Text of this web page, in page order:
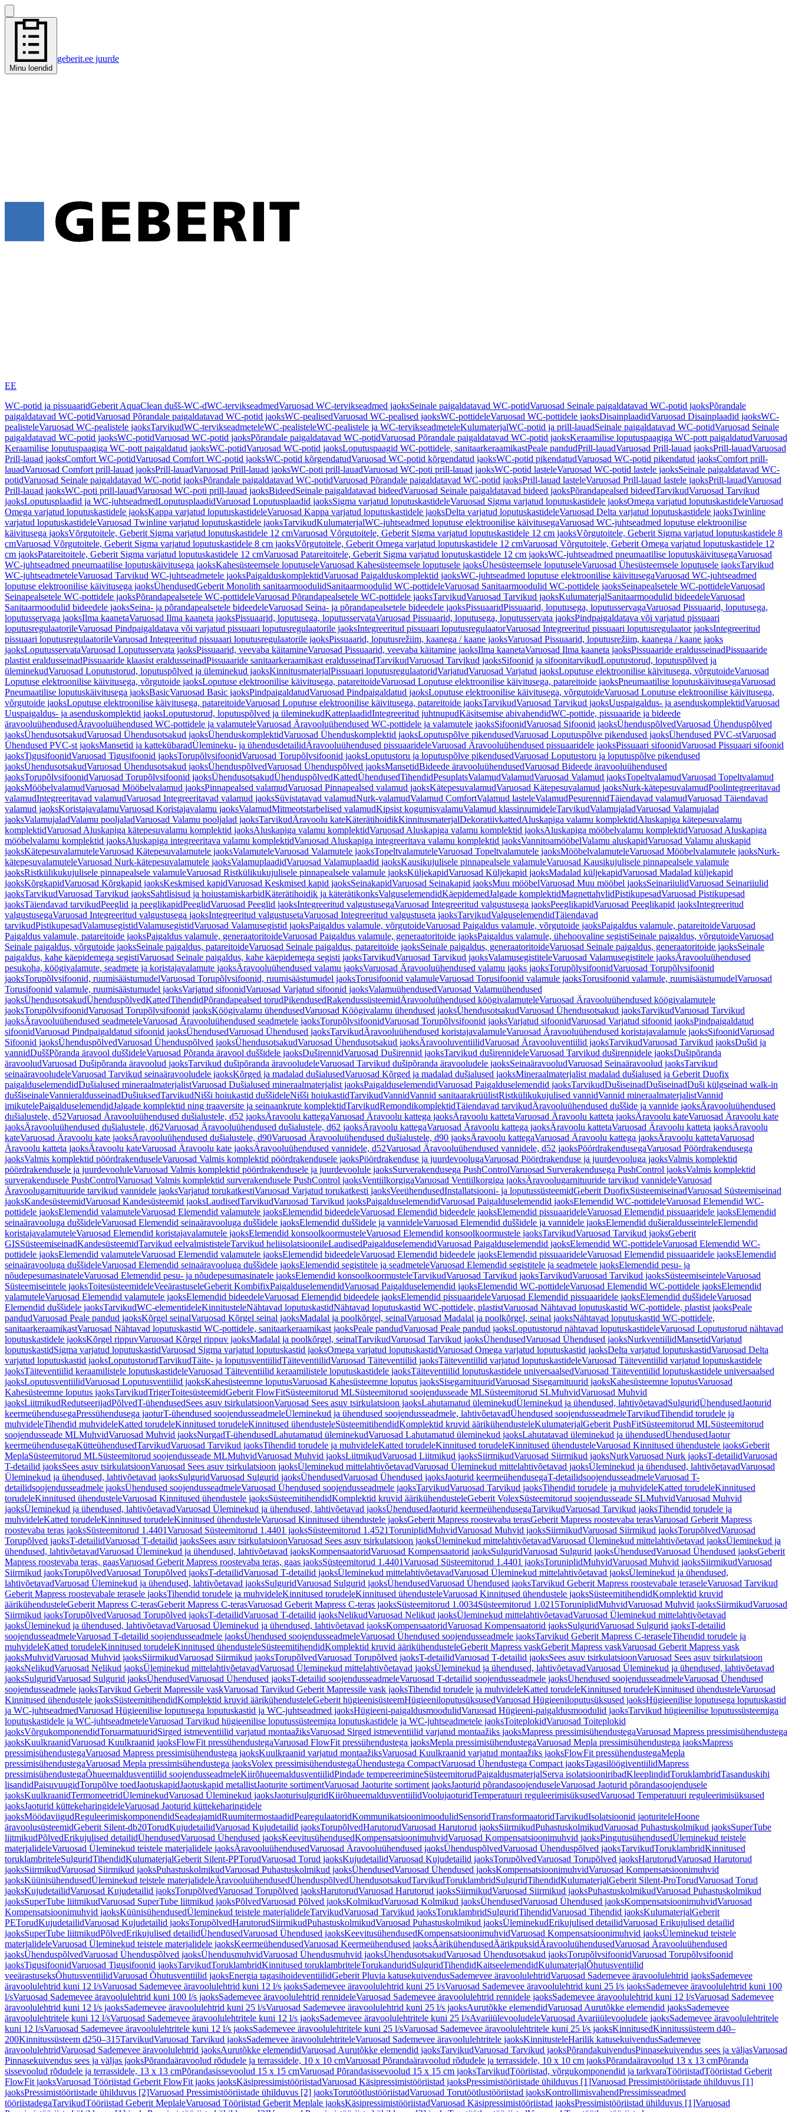
Minu loendid
geberit.ee juurde
EE
WC-potid ja pissuaaridGeberit AquaClean dušš-WC-dWC-tervikseadmedVaruosad WC-tervikseadmed jaoksSeinale paigaldatavad WC-potidVaruosad Seinale paigaldatavad WC-potid jaoksPõrandale
paigaldatavad WC-potidVaruosad Põrandale paigaldatavad WC-potid jaoksWC-pealisedVaruosad WC-pealised jaoksWC-pottideleVaruosad WC-pottidele jaoksDisainplaadidVaruosad Disainplaadid jaoksWC-
pealisteleVaruosad WC-pealistele jaoksTarvikudWC-tervikseadmeteleWC-pealisteleWC-pealistele ja WC-tervikseadmeteleKulumaterjalWC-potid ja prill-lauadSeinale paigaldatavad WC-potidVaruosad Seinale
paigaldatavad WC-potid jaoksWC-potidVaruosad WC-potid jaoksPõrandale paigaldatavad WC-potidVaruosad Põrandale paigaldatavad WC-potid jaoksKeraamilise loputuspaagiga WC-pott paigaldatudVaruosad
Keraamilise loputuspaagiga WC-pott paigaldatud jaoksWC-potidVaruosad WC-potid jaoksLoputuspaagid WC-pottidele, sanitaarkeraamikastPeale pandudPrill-lauadVaruosad Prill-lauad jaoksPrill-lauadVaruosad
Prill-lauad jaoksComfort WC-potidVaruosad Comfort WC-potid jaoksWC-potid kõrgendatudVaruosad WC-potid kõrgendatud jaoksWC-potid pikendatudVaruosad WC-potid pikendatud jaoksComfort prill-
lauadVaruosad Comfort prill-lauad jaoksPrill-lauadVaruosad Prill-lauad jaoksWC-poti prill-lauadVaruosad WC-poti prill-lauad jaoksWC-potid lasteleVaruosad WC-potid lastele jaoksSeinale paigaldatavad WC-
potidVaruosad Seinale paigaldatavad WC-potid jaoksPõrandale paigaldatavad WC-potidVaruosad Põrandale paigaldatavad WC-potid jaoksPrill-lauad lasteleVaruosad Prill-lauad lastele jaoksPrill-lauadVaruosad
Prill-lauad jaoksWC-poti prill-lauadVaruosad WC-poti prill-lauad jaoksBideedSeinale paigaldatavad bideedVaruosad Seinale paigaldatavad bideed jaoksPõrandapealsed bideedTarvikudVaruosad Tarvikud
jaoksLoputusplaadid ja WC-juhtseadmedLoputusplaadidVaruosad Loputusplaadid jaoksSigma varjatud loputuskastideleVaruosad Sigma varjatud loputuskastidele jaoksOmega varjatud loputuskastideleVaruosad
Omega varjatud loputuskastidele jaoksKappa varjatud loputuskastideleVaruosad Kappa varjatud loputuskastidele jaoksDelta varjatud loputuskastideleVaruosad Delta varjatud loputuskastidele jaoksTwinline
varjatud loputuskastideleVaruosad Twinline varjatud loputuskastidele jaoksTarvikudKulumaterjalWC-juhtseadmed loputuse elektroonilise käivitusegaVaruosad WC-juhtseadmed loputuse elektroonilise
käivitusega jaoksVõrgutoitele, Geberit Sigma varjatud loputuskastidele 12 cmVaruosad Võrgutoitele, Geberit Sigma varjatud loputuskastidele 12 cm jaoksVõrgutoitele, Geberit Sigma varjatud loputuskastidele 8
cmVaruosad Võrgutoitele, Geberit Sigma varjatud loputuskastidele 8 cm jaoksVõrgutoitele, Geberit Omega varjatud loputuskastidele 12 cmVaruosad Võrgutoitele, Geberit Omega varjatud loputuskastidele 12
cm jaoksPatareitoitele, Geberit Sigma varjatud loputuskastidele 12 cmVaruosad Patareitoitele, Geberit Sigma varjatud loputuskastidele 12 cm jaoksWC-juhtseadmed pneumaatilise loputuskäivitusegaVaruosad
WC-juhtseadmed pneumaatilise loputuskäivitusega jaoksKahesüsteemsele loputuseleVaruosad Kahesüsteemsele loputusele jaoksÜhesüsteemsele loputuseleVaruosad Ühesüsteemsele loputusele jaoksTarvikud
WC-juhtseadmeteleVaruosad Tarvikud WC-juhtseadmetele jaoksPaigalduskomplektidVaruosad Paigalduskomplektid jaoksWC-juhtseadmed loputuse elektroonilise käivitusegaVaruosad WC-juhtseadmed
loputuse elektroonilise käivitusega jaoksÜhendusedGeberit Monolith sanitaarmoodulidSanitaarmoodulid WC-pottideleVaruosad Sanitaarmoodulid WC-pottidele jaoksSeinapealsetele WC-pottideleVaruosad
Seinapealsetele WC-pottidele jaoksPõrandapealsetele WC-pottideleVaruosad Põrandapealsetele WC-pottidele jaoksTarvikudVaruosad Tarvikud jaoksKulumaterjalSanitaarmoodulid bideedeleVaruosad
Sanitaarmoodulid bideedele jaoksSeina- ja põrandapealsetele bideedeleVaruosad Seina- ja põrandapealsetele bideedele jaoksPissuaaridPissuaarid, loputusega, loputusservagaVaruosad Pissuaarid, loputusega,
loputusservaga jaoksIlma kaanetaVaruosad Ilma kaaneta jaoksPissuaarid, loputusega, loputusservataVaruosad Pissuaarid, loputusega, loputusservata jaoksPindpaigaldatava või varjatud pissuaari
loputusregulaatorileVaruosad Pindpaigaldatava või varjatud pissuaari loputusregulaatorile jaoksIntegreeritud pissuaari loputusregulaatorVaruosad Integreeritud pissuaari loputusregulaator jaoksIntegreeritud
pissuaari loputusregulaatorileVaruosad Integreeritud pissuaari loputusregulaatorile jaoksPissuaarid, loputusrežiim, kaanega / kaane jaoksVaruosad Pissuaarid, loputusrežiim, kaanega / kaane jaoks
jaoksLoputusservataVaruosad Loputusservata jaoksPissuaarid, veevaba käitamineVaruosad Pissuaarid, veevaba käitamine jaoksIlma kaanetaVaruosad Ilma kaaneta jaoksPissuaaride eraldusseinadPissuaaride
plastist eraldusseinadPissuaaride klaasist eraldusseinadPissuaaride sanitaarkeraamikast eraldusseinadTarvikudVaruosad Tarvikud jaoksSifoonid ja sifoonitarvikudLoputustorud, loputuspõlved ja
üleminekudVaruosad Loputustorud, loputuspõlved ja üleminekud jaoksKinnitusmaterjalPissuaari loputusregulaatoridVarjatudVaruosad Varjatud jaoksLoputuse elektroonilise käivitusega, võrgutoideVaruosad
Loputuse elektroonilise käivitusega, võrgutoide jaoksLoputuse elektroonilise käivitusega, patareitoideVaruosad Loputuse elektroonilise käivitusega, patareitoide jaoksPneumaatilise loputuskäivitusegaVaruosad
Pneumaatilise loputuskäivitusega jaoksBasicVaruosad Basic jaoksPindpaigaldatudVaruosad Pindpaigaldatud jaoksLoputuse elektroonilise käivitusega, võrgutoideVaruosad Loputuse elektroonilise käivitusega,
võrgutoide jaoksLoputuse elektroonilise käivitusega, patareitoideVaruosad Loputuse elektroonilise käivitusega, patareitoide jaoksTarvikudVaruosad Tarvikud jaoksUuspaigaldus- ja asenduskomplektidVaruosad
Uuspaigaldus- ja asenduskomplektid jaoksLoputustorud, loputuspõlved ja üleminekudKatteplaadidIntegreeritud juhtnupudKäsitsemise abivahendidWC-pottide, pissuaaride ja bideede
äravooluühendusedÄravooluühendused WC-pottidele ja valamuteleVaruosad Äravooluühendused WC-pottidele ja valamutele jaoksSifoonidVaruosad Sifoonid jaoksÜhenduspõlvedVaruosad Ühenduspõlved
jaoksÜhendusotsakudVaruosad Ühendusotsakud jaoksÜhenduskomplektidVaruosad Ühenduskomplektid jaoksLoputuspõlve pikendusedVaruosad Loputuspõlve pikendused jaoksÜhendused PVC-stVaruosad
Ühendused PVC-st jaoksMansetid ja kattekübaradÜlemineku- ja ühendusdetailidÄravooluühendused pissuaarideleVaruosad Äravooluühendused pissuaaridele jaoksPissuaari sifoonidVaruosad Pissuaari sifoonid
jaoksTigusifoonidVaruosad Tigusifoonid jaoksTorupõlvsifoonidVaruosad Torupõlvsifoonid jaoksLoputustoru ja loputuspõlve pikendusedVaruosad Loputustoru ja loputuspõlve pikendused
jaoksÜhendusotsakudVaruosad Ühendusotsakud jaoksÜhenduspõlvedVaruosad Ühenduspõlved jaoksMansetidBideede äravooluühendusedVaruosad Bideede äravooluühendused
jaoksTorupõlvsifoonidVaruosad Torupõlvsifoonid jaoksÜhendusotsakudÜhenduspõlvedKattedÜhendusedTihendidPesuplatsValamudValamudVaruosad Valamud jaoksTopeltvalamudVaruosad Topeltvalamud
jaoksMööbelvalamudVaruosad Mööbelvalamud jaoksPinnapealsed valamudVaruosad Pinnapealsed valamud jaoksKätepesuvalamudVaruosad Kätepesuvalamud jaoksNurk-kätepesuvalamudPoolintegreeritavad
valamudIntegreeritavad valamudVaruosad Integreeritavad valamud jaoksSüvistatavad valamudNurk-valamudValamud ComfortValamud lasteleValamudPesurennidTäiendavad valamudVaruosad Täiendavad
valamud jaoksKoristajavalamuVaruosad Koristajavalamu jaoksValamudMitmeotstarbelised valamudKipsist kogumisvalamuValamud klassiruumideleTarvikudValamujaladVaruosad Valamujalad
jaoksValamujaladValamu pooljaladVaruosad Valamu pooljalad jaoksTarvikudÄravoolu kateKäterätihoidikKinnitusmaterjalDekoratiivkattedAluskapiga valamu komplektidAluskapiga kätepesuvalamu
komplektidVaruosad Aluskapiga kätepesuvalamu komplektid jaoksAluskapiga valamu komplektidVaruosad Aluskapiga valamu komplektid jaoksAluskapiga mööbelvalamu komplektidVaruosad Aluskapiga
mööbelvalamu komplektid jaoksAluskapiga integreeritava valamu komplektidVaruosad Aluskapiga integreeritava valamu komplektid jaoksVannitoamööbelValamu aluskapidVaruosad Valamu aluskapid
jaoksKätepesuvalamuteleVaruosad Kätepesuvalamutele jaoksValamuteleVaruosad Valamutele jaoksTopeltvalamuteleVaruosad Topeltvalamutele jaoksMööbelvalamuteleVaruosad Mööbelvalamutele jaoksNurk-
kätepesuvalamuteleVaruosad Nurk-kätepesuvalamutele jaoksValamuplaadidVaruosad Valamuplaadid jaoksKausikujulisele pinnapealsele valamuleVaruosad Kausikujulisele pinnapealsele valamule
jaoksRistkülikukujulisele pinnapealsele valamuleVaruosad Ristkülikukujulisele pinnapealsele valamule jaoksKüljekapidVaruosad Küljekapid jaoksMadalad küljekapidVaruosad Madalad küljekapid
jaoksKõrgkapidVaruosad Kõrgkapid jaoksKeskmised kapidVaruosad Keskmised kapid jaoksSeinakapidVaruosad Seinakapid jaoksMuu mööbelVaruosad Muu mööbel jaoksSeinariiulidVaruosad Seinariiulid
jaoksTarvikudVaruosad Tarvikud jaoksSahtlisisud ja hoiustamiskarbidKäterätihoidik ja käterätikonksValguselemendidKäepidemedJalgade komplektidMagnettahvlidPistikupesadVaruosad Pistikupesad
jaoksTäiendavad tarvikudPeeglid ja peeglikapidPeeglidVaruosad Peeglid jaoksIntegreeritud valgustusegaVaruosad Integreeritud valgustusega jaoksPeeglikapidVaruosad Peeglikapid jaoksIntegreeritud
valgustusegaVaruosad Integreeritud valgustusega jaoksIntegreeritud valgustusetaVaruosad Integreeritud valgustuseta jaoksTarvikudValguselemendidTäiendavad
tarvikudPistikupesadValamusegistidValamusegistidVaruosad Valamusegistid jaoksPaigaldus valamule, võrgutoideVaruosad Paigaldus valamule, võrgutoide jaoksPaigaldus valamule, patareitoideVaruosad
Paigaldus valamule, patareitoide jaoksPaigaldus valamule, generaatoritoideVaruosad Paigaldus valamule, generaatoritoide jaoksPaigaldus valamule, ühehoovaline segistiSeinale paigaldus, võrgutoideVaruosad
Seinale paigaldus, võrgutoide jaoksSeinale paigaldus, patareitoideVaruosad Seinale paigaldus, patareitoide jaoksSeinale paigaldus, generaatoritoideVaruosad Seinale paigaldus, generaatoritoide jaoksSeinale
paigaldus, kahe käepidemega segistiVaruosad Seinale paigaldus, kahe käepidemega segisti jaoksTarvikudVaruosad Tarvikud jaoksValamusegistiteleVaruosad Valamusegistitele jaoksÄravooluühendused
pesukoha, köögivalamute, seadmete ja koristajavalamute jaoksÄravooluühendused valamu jaoksVaruosad Äravooluühendused valamu jaoks jaoksTorupõlvsifoonidVaruosad Torupõlvsifoonid
jaoksTorupõlvsifoonid, ruumisäästumudelVaruosad Torupõlvsifoonid, ruumisäästumudel jaoksTorusifoonid valamuleVaruosad Torusifoonid valamule jaoksTorusifoonid valamule, ruumisäästumudelVaruosad
Torusifoonid valamule, ruumisäästumudel jaoksVarjatud sifoonidVaruosad Varjatud sifoonid jaoksValamuühendusedVaruosad Valamuühendused
jaoksÜhendusotsakudÜhenduspõlvedKattedTihendidPõrandapealsed torudPikendusedRakendussüsteemidÄravooluühendused köögivalamuteleVaruosad Äravooluühendused köögivalamutele
jaoksTorupõlvsifoonidVaruosad Torupõlvsifoonid jaoksKöögivalamu ühendusedVaruosad Köögivalamu ühendused jaoksÜhendusotsakudVaruosad Ühendusotsakud jaoksTarvikudVaruosad Tarvikud
jaoksÄravooluühendused seadmeteleVaruosad Äravooluühendused seadmetele jaoksTorupõlvsifoonidVaruosad Torupõlvsifoonid jaoksVarjatud sifoonidVaruosad Varjatud sifoonid jaoksPindpaigaldatud
sifoonidVaruosad Pindpaigaldatud sifoonid jaoksÜhendusedVaruosad Ühendused jaoksTarvikudÄravooluühendused koristajavalamuleVaruosad Äravooluühendused koristajavalamule jaoksSifoonidVaruosad
Sifoonid jaoksÜhenduspõlvedVaruosad Ühenduspõlved jaoksÜhendusotsakudVaruosad Ühendusotsakud jaoksÄravooluventiilidVaruosad Äravooluventiilid jaoksTarvikudVaruosad Tarvikud jaoksDušid ja
vannidDuššPõranda äravool duššideleVaruosad Põranda äravool duššidele jaoksDuširennidVaruosad Duširennid jaoksTarvikud duširennideleVaruosad Tarvikud duširennidele jaoksDušipõranda
äravooludVaruosad Dušipõranda äravoolud jaoksTarvikud dušipõranda äravooludeleVaruosad Tarvikud dušipõranda äravooludele jaoksSeinaäravooludVaruosad Seinaäravoolud jaoksTarvikud
seinaäravooludeleVaruosad Tarvikud seinaäravooludele jaoksKõrged ja madalad dušialusedVaruosad Kõrged ja madalad dušialused jaoksMineraalmaterjalist madalad dušialused ja Geberit Duofix
paigalduselemendidDušialused mineraalmaterjalistVaruosad Dušialused mineraalmaterjalist jaoksPaigalduselemendidVaruosad Paigalduselemendid jaoksTarvikudDušiseinadDušiseinadDuši külgseinad walk-in
duššiseinaleVannieraldusseinadDušiuksedTarvikudNišši hoiukastid duššideleNišši hoiukastidTarvikudVannidVannid sanitaarakrüülistRistkülikukujulised vannidVannid mineraalmaterjalistVannid
imikutelePaigalduselemendidJalgade komplektid ning traaversite ja seinaankrute komplektidTarvikudRemondikomplektidTäiendavad tarvikudÄravooluühendused duššide ja vannide jaoksÄravooluühendused
dušialustele, d52Varuosad Äravooluühendused dušialustele, d52 jaoksÄravoolu kattegaVaruosad Äravoolu kattega jaoksÄravoolu kattetaVaruosad Äravoolu katteta jaoksÄravoolu kateVaruosad Äravoolu kate
jaoksÄravooluühendused dušialustele, d62Varuosad Äravooluühendused dušialustele, d62 jaoksÄravoolu kattegaVaruosad Äravoolu kattega jaoksÄravoolu kattetaVaruosad Äravoolu katteta jaoksÄravoolu
kateVaruosad Äravoolu kate jaoksÄravooluühendused dušialustele, d90Varuosad Äravooluühendused dušialustele, d90 jaoksÄravoolu kattegaVaruosad Äravoolu kattega jaoksÄravoolu kattetaVaruosad
Äravoolu katteta jaoksÄravoolu kateVaruosad Äravoolu kate jaoksÄravooluühendused vannidele, d52Varuosad Äravooluühendused vannidele, d52 jaoksPöördrakendusegaVaruosad Pöördrakendusega
jaoksValmis komplektid pöördrakenduseleVaruosad Valmis komplektid pöördrakendusele jaoksPöördrakenduse ja juurdevoolugaVaruosad Pöördrakenduse ja juurdevooluga jaoksValmis komplektid
pöördrakendusele ja juurdevooluleVaruosad Valmis komplektid pöördrakendusele ja juurdevoolule jaoksSurverakendusega PushControlVaruosad Surverakendusega PushControl jaoksValmis komplektid
surverakendusele PushControlVaruosad Valmis komplektid surverakendusele PushControl jaoksVentiilkorgigaVaruosad Ventiilkorgiga jaoksÄravoolugarnituuride tarvikud vannideleVaruosad
Äravoolugarnituuride tarvikud vannidele jaoksVarjatud torukatkestiVaruosad Varjatud torukatkesti jaoksVeeühendusedInstallatsiooni- ja loputussüsteemidGeberit DuofixSüsteemiseinadVaruosad Süsteemiseinad
jaoksKandesüsteemidVaruosad Kandesüsteemid jaoksLaudisedTarvikudVaruosad Tarvikud jaoksPaigalduselemendidVaruosad Paigalduselemendid jaoksElemendid WC-pottideleVaruosad Elemendid WC-
pottidele jaoksElemendid valamuteleVaruosad Elemendid valamutele jaoksElemendid bideedeleVaruosad Elemendid bideedele jaoksElemendid pissuaarideleVaruosad Elemendid pissuaaridele jaoksElemendid
seinaäravooluga duššideleVaruosad Elemendid seinaäravooluga duššidele jaoksElemendid duššidele ja vannideleVaruosad Elemendid duššidele ja vannidele jaoksElemendid dušieraldusseinteleElemendid
koristajavalamuteleVaruosad Elemendid koristajavalamutele jaoksElemendid konsoolkoormusteleVaruosad Elemendid konsoolkoormustele jaoksTarvikudVaruosad Tarvikud jaoksGeberit
GISSüsteemiseinadKandesüsteemidTarvikud eelvalmististeleTarvikud heliisolatsioonileLaudisedPaigalduselemendidVaruosad Paigalduselemendid jaoksElemendid WC-pottideleVaruosad Elemendid WC-
pottidele jaoksElemendid valamuteleVaruosad Elemendid valamutele jaoksElemendid bideedeleVaruosad Elemendid bideedele jaoksElemendid pissuaarideleVaruosad Elemendid pissuaaridele jaoksElemendid
seinaäravooluga duššideleVaruosad Elemendid seinaäravooluga duššidele jaoksElemendid segistitele ja seadmeteleVaruosad Elemendid segistitele ja seadmetele jaoksElemendid pesu- ja
nõudepesumasinateleVaruosad Elemendid pesu- ja nõudepesumasinatele jaoksElemendid konsoolkoormusteleTarvikudVaruosad Tarvikud jaoksTarvikudVaruosad Tarvikud jaoksSüsteemiseinteleVaruosad
Süsteemiseintele jaoksToitesüsteemideleVeeärastuseleGeberit KombifixPaigalduselemendidVaruosad Paigalduselemendid jaoksElemendid WC-pottideleVaruosad Elemendid WC-pottidele jaoksElemendid
valamuteleVaruosad Elemendid valamutele jaoksElemendid bideedeleVaruosad Elemendid bideedele jaoksElemendid pissuaarideleVaruosad Elemendid pissuaaridele jaoksElemendid duššideleVaruosad
Elemendid duššidele jaoksTarvikudWC-elementideleKinnitusteleNähtavad loputuskastidNähtavad loputuskastid WC-pottidele, plastistVaruosad Nähtavad loputuskastid WC-pottidele, plastist jaoksPeale
pandudVaruosad Peale pandud jaoksKõrgel seinalVaruosad Kõrgel seinal jaoksMadalal ja poolkõrgel, seinalVaruosad Madalal ja poolkõrgel, seinal jaoksNähtavad loputuskastid WC-pottidele,
sanitaarkeraamikastVaruosad Nähtavad loputuskastid WC-pottidele, sanitaarkeraamikast jaoksPeale pandudVaruosad Peale pandud jaoksLoputustorud nähtavad loputuskastideleVaruosad Loputustorud nähtavad
loputuskastidele jaoksKõrgel rippuvVaruosad Kõrgel rippuv jaoksMadalal ja poolkõrgel, seinalTarvikudVaruosad Tarvikud jaoksÜhendusedVaruosad Ühendused jaoksNurkventiilidMansetidVarjatud
loputuskastidSigma varjatud loputuskastidVaruosad Sigma varjatud loputuskastid jaoksOmega varjatud loputuskastidVaruosad Omega varjatud loputuskastid jaoksDelta varjatud loputuskastidVaruosad Delta
varjatud loputuskastid jaoksLoputustorudTarvikudTäite- ja loputusventiilidTäiteventiilidVaruosad Täiteventiilid jaoksTäiteventiilid varjatud loputuskastideleVaruosad Täiteventiilid varjatud loputuskastidele
jaoksTäiteventiilid keraamilistele loputuskastideleVaruosad Täiteventiilid keraamilistele loputuskastidele jaoksTäiteventiilid loputuskastidele universaalsedVaruosad Täiteventiilid loputuskastidele universaalsed
jaoksLoputusventiilidVaruosad Loputusventiilid jaoksKahesüsteemne loputusVaruosad Kahesüsteemne loputus jaoksSisegarnituuridVaruosad Sisegarnituurid jaoksKahesüsteemne loputusVaruosad
Kahesüsteemne loputus jaoksTarvikudTrigerToitesüsteemidGeberit FlowFitSüsteemitorud MLSüsteemitorud soojendusseade MLSüsteemitorud SLMuhvidVaruosad Muhvid
jaoksLiitmikudRedutseerijadPõlvedT-ühendusedSees asuv tsirkulatsioonVaruosad Sees asuv tsirkulatsioon jaoksLahutamatud üleminekudÜleminekud ja ühendused, lahtivõetavadSulguridÜhendusedJaoturid
keermeühendusegaPressühendusega jaoturT-ühendused soojendusseadmeleÜleminekud ja ühendused soojendusseadmele, lahtivõetavadÜhendused soojendusseadmeleTarvikudTihendid torudele ja
muhvideleTihendid muhvideleKatted torudeleKinnitused torudeleKinnitused ühendusteleSüsteemitihendidKomplektid kruvid äärikühendusteleKulumaterjalGeberit PushFitSüsteemitorud MLSüsteemitorud
soojendusseade MLMuhvidVaruosad Muhvid jaoksNurgadT-ühendusedLahutamatud üleminekudVaruosad Lahutamatud üleminekud jaoksLahutatavad üleminekud ja ühendusedÜhendusedJaotur
keermeühendusegaKütteühendusedTarvikudVaruosad Tarvikud jaoksTihendid torudele ja muhvideleKatted torudeleKinnitused torudeleKinnitused ühendusteleVaruosad Kinnitused ühendustele jaoksGeberit
MeplaSüsteemitorud MLSüsteemitorud soojendusseade MLMuhvidVaruosad Muhvid jaoksLiitmikudVaruosad Liitmikud jaoksSiirmikudVaruosad Siirmikud jaoksNurkVaruosad Nurk jaoksT-detailidVaruosad
T-detailid jaoksSees asuv tsirkulatsioonVaruosad Sees asuv tsirkulatsioon jaoksÜleminekud mittelahtivõetavadVaruosad Üleminekud mittelahtivõetavad jaoksÜleminekud ja ühendused, lahtivõetavadVaruosad
Üleminekud ja ühendused, lahtivõetavad jaoksSulguridVaruosad Sulgurid jaoksÜhendusedVaruosad Ühendused jaoksJaoturid keermeühendusegaT-detailidsoojendusseadmeleVaruosad T-
detailidsoojendusseadmele jaoksÜhendused soojendusseadmeleVaruosad Ühendused soojendusseadmele jaoksTarvikudVaruosad Tarvikud jaoksTihendid torudele ja muhvideleKatted torudeleKinnitused
torudeleKinnitused ühendusteleVaruosad Kinnitused ühendustele jaoksSüsteemitihendidKomplektid kruvid äärikühendusteleGeberit VolexSüsteemitorud soojendusseade SLMuhvidVaruosad Muhvid
jaoksÜleminekud ja ühendused, lahtivõetavadVaruosad Üleminekud ja ühendused, lahtivõetavad jaoksÜhendusedJaoturid keermeühendusegaTarvikudVaruosad Tarvikud jaoksTihendid torudele ja
muhvideleKatted torudeleKinnitused torudeleKinnitused ühendusteleVaruosad Kinnitused ühendustele jaoksGeberit Mapress roostevaba terasGeberit Mapress roostevaba terasVaruosad Geberit Mapress
roostevaba teras jaoksSüsteemitorud 1.4401Varuosad Süsteemitorud 1.4401 jaoksSüsteemitorud 1.4521ToruniplidMuhvidVaruosad Muhvid jaoksSiirmikudVaruosad Siirmikud jaoksTorupõlvedVaruosad
Torupõlved jaoksT-detailidVaruosad T-detailid jaoksSees asuv tsirkulatsioonVaruosad Sees asuv tsirkulatsioon jaoksÜleminekud mittelahtivõetavadVaruosad Üleminekud mittelahtivõetavad jaoksÜleminekud ja
ühendused, lahtivõetavadVaruosad Üleminekud ja ühendused, lahtivõetavad jaoksKompensaatoridVaruosad Kompensaatorid jaoksSulguridVaruosad Sulgurid jaoksÜhendusedVaruosad Ühendused jaoksGeberit
Mapress roostevaba teras, gaasVaruosad Geberit Mapress roostevaba teras, gaas jaoksSüsteemitorud 1.4401Varuosad Süsteemitorud 1.4401 jaoksToruniplidMuhvidVaruosad Muhvid jaoksSiirmikudVaruosad
Siirmikud jaoksTorupõlvedVaruosad Torupõlved jaoksT-detailidVaruosad T-detailid jaoksÜleminekud mittelahtivõetavadVaruosad Üleminekud mittelahtivõetavad jaoksÜleminekud ja ühendused,
lahtivõetavadVaruosad Üleminekud ja ühendused, lahtivõetavad jaoksSulguridVaruosad Sulgurid jaoksÜhendusedVaruosad Ühendused jaoksTarvikud Geberit Mapress roostevabale teraseleVaruosad Tarvikud
Geberit Mapress roostevabale terasele jaoksTihendid torudele ja muhvideleKinnitused torudeleKinnitused ühendusteleVaruosad Kinnitused ühendustele jaoksSüsteemitihendidKomplektid kruvid
äärikühendusteleGeberit Mapress C-terasGeberit Mapress C-terasVaruosad Geberit Mapress C-teras jaoksSüsteemitorud 1.0034Süsteemitorud 1.0215ToruniplidMuhvidVaruosad Muhvid jaoksSiirmikudVaruosad
Siirmikud jaoksTorupõlvedVaruosad Torupõlved jaoksT-detailidVaruosad T-detailid jaoksNelikudVaruosad Nelikud jaoksÜleminekud mittelahtivõetavadVaruosad Üleminekud mittelahtivõetavad
jaoksÜleminekud ja ühendused, lahtivõetavadVaruosad Üleminekud ja ühendused, lahtivõetavad jaoksKompensaatoridVaruosad Kompensaatorid jaoksSulguridVaruosad Sulgurid jaoksT-detailid
soojendusseadmeleVaruosad T-detailid soojendusseadmele jaoksÜhendused soojendusseadmeleVaruosad Ühendused soojendusseadmele jaoksTarvikud Geberit Mapress C-teraseleTihendid torudele ja
muhvideleKatted torudeleKinnitused torudeleKinnitused ühendusteleSüsteemitihendidKomplektid kruvid äärikühendusteleGeberit Mapress vaskGeberit Mapress vaskVaruosad Geberit Mapress vask
jaoksMuhvidVaruosad Muhvid jaoksSiirmikudVaruosad Siirmikud jaoksTorupõlvedVaruosad Torupõlved jaoksT-detailidVaruosad T-detailid jaoksSees asuv tsirkulatsioonVaruosad Sees asuv tsirkulatsioon
jaoksNelikudVaruosad Nelikud jaoksÜleminekud mittelahtivõetavadVaruosad Üleminekud mittelahtivõetavad jaoksÜleminekud ja ühendused, lahtivõetavadVaruosad Üleminekud ja ühendused, lahtivõetavad
jaoksSulguridVaruosad Sulgurid jaoksÜhendusedVaruosad Ühendused jaoksT-detailid soojendusseadmeleVaruosad T-detailid soojendusseadmele jaoksÜhendused soojendusseadmeleVaruosad Ühendused
soojendusseadmele jaoksTarvikud Geberit Mapressile vaskVaruosad Tarvikud Geberit Mapressile vask jaoksTihendid torudele ja muhvideleKatted torudeleKinnitused torudeleKinnitused ühendusteleVaruosad
Kinnitused ühendustele jaoksSüsteemitihendidKomplektid kruvid äärikühendusteleGeberit hügieenisüsteemHügieeniloputusüksusedVaruosad Hügieeniloputusüksused jaoksHügieenilise loputusega loputuskastid
ja WC-juhtseadmedVaruosad Hügieenilise loputusega loputuskastid ja WC-juhtseadmed jaoksHügieeni-paigaldusmoodulidVaruosad Hügieeni-paigaldusmoodulid jaoksTarvikud hügieenilise loputussüsteemiga
loputuskastidele ja WC-juhtseadmeteleVaruosad Tarvikud hügieenilise loputussüsteemiga loputuskastidele ja WC-juhtseadmetele jaoksToiteplokidVaruosad Toiteplokid
jaoksVõrgukomponendidToruarmatuuridSirged istmeventiilid varjatud montaažiksVaruosad Sirged istmeventiilid varjatud montaažiks jaoksMapress pressimisühendustegaVaruosad Mapress pressimisühendustega
jaoksKuulkraanidVaruosad Kuulkraanid jaoksFlowFit pressühendustegaVaruosad FlowFit pressühendustega jaoksMepla pressimisühendustegaVaruosad Mepla pressimisühendustega jaoksMapress
pressimisühendustegaVaruosad Mapress pressimisühendustega jaoksKuulkraanid varjatud montaažiksVaruosad Kuulkraanid varjatud montaažiks jaoksFlowFit pressühendustegaMepla
pressimisühendustegaVaruosad Mepla pressimisühendustega jaoksVolex pressimisühendustegaÜhendustega CompactVaruosad Ühendustega Compact jaoksTagasilöögiventiilidMapress
pressimisühendustegaÕhueemaldusventiilid soojendusseadmeleKiirõhueemaldusventiilidPindade tempereerimineSüsteemitorudPaigaldusmaterjalServa isolatsiooniribadKleeplindidToruklambridTasanduskihi
lisandidPaisuvuugidTorupõlve toedJaotuskapidJaotuskapid metallistJaoturite sortimentVaruosad Jaoturite sortiment jaoksJaoturid põrandasoojenduseleVaruosad Jaoturid põrandasoojendusele
jaoksKuulkraanidTermomeetridÜleminekudVaruosad Üleminekud jaoksJaoturisulguridKiirõhueemaldusventiilidVoolujaoturidTemperatuuri reguleerimisüksusedVaruosad Temperatuuri reguleerimisüksused
jaoksJaoturid küttekeharingideleVaruosad Jaoturid küttekeharingidele
jaoksMöödaviigudReguleerimiskomponendidSeadeajamidRuumitermostaadidPearegulaatoridKommunikatsioonimoodulidSensoridTransformaatoridTarvikudIsolatsioonid jaoturiteleHoone
äravoolusüsteemidGeberit Silent-db20TorudKujudetailidVaruosad Kujudetailid jaoksTorupõlvedHarutorudVaruosad Harutorud jaoksSiirmikudPuhastuskolmikudVaruosad Puhastuskolmikud jaoksSuperTube
liitmikudPõlvedErikujulised detailidÜhendusedVaruosad Ühendused jaoksKeevitusühendusedKompensatsioonimuhvidVaruosad Kompensatsioonimuhvid jaoksPingutusühendusedÜleminekud teistele
materjalideleVaruosad Üleminekud teistele materjalidele jaoksÄravooluühendusedVaruosad Äravooluühendused jaoksÜhenduspõlvedVaruosad Ühenduspõlved jaoksTarvikudToruklambridKinnitused
toruklambriteleSulguridTihendidKulumaterjalGeberit Silent-PPTorudVaruosad Torud jaoksKujudetailidVaruosad Kujudetailid jaoksTorupõlvedVaruosad Torupõlved jaoksHarutorudVaruosad Harutorud
jaoksSiirmikudVaruosad Siirmikud jaoksPuhastuskolmikudVaruosad Puhastuskolmikud jaoksÜhendusedVaruosad Ühendused jaoksKompensatsioonimuhvidVaruosad Kompensatsioonimuhvid
jaoksKüünisühendusedÜleminekud teistele materjalideleÄravooluühendusedÜhenduspõlvedÜhendusotsakudTarvikudToruklambridSulguridTihendidKulumaterjalGeberit Silent-ProTorudVaruosad Torud
jaoksKujudetailidVaruosad Kujudetailid jaoksTorupõlvedVaruosad Torupõlved jaoksHarutorudVaruosad Harutorud jaoksSiirmikudVaruosad Siirmikud jaoksPuhastuskolmikudVaruosad Puhastuskolmikud
jaoksSuperTube liitmikudVaruosad SuperTube liitmikud jaoksPõlvedVaruosad Põlved jaoksKolmikudVaruosad Kolmikud jaoksÜhendusedVaruosad Ühendused jaoksKompensatsioonimuhvidVaruosad
Kompensatsioonimuhvid jaoksKüünisühendusedÜleminekud teistele materjalideleTarvikudVaruosad Tarvikud jaoksToruklambridSulguridTihendidVaruosad Tihendid jaoksKulumaterjalGeberit
PETorudKujudetailidVaruosad Kujudetailid jaoksTorupõlvedHarutorudSiirmikudPuhastuskolmikudVaruosad Puhastuskolmikud jaoksÜleminekudErikujulised detailidVaruosad Erikujulised detailid
jaoksSuperTube liitmikudPõlvedErikujulised detailidÜhendusedVaruosad Ühendused jaoksKeevitusühendusedKompensatsioonimuhvidVaruosad Kompensatsioonimuhvid jaoksÜleminekud teistele
materjalideleVaruosad Üleminekud teistele materjalidele jaoksKeermeühendusedVaruosad Keermeühendused jaoksÄärikühendusedÄärikpuksidÄravooluühendusedVaruosad Äravooluühendused
jaoksÜhenduspõlvedVaruosad Ühenduspõlved jaoksÜhendusmuhvidVaruosad Ühendusmuhvid jaoksÜhendusotsakudVaruosad Ühendusotsakud jaoksTorupõlvsifoonidVaruosad Torupõlvsifoonid
jaoksTigusifoonidVaruosad Tigusifoonid jaoksTarvikudToruklambridKinnitused toruklambriteleTorukanduridSulguridTihendidKaitseelemendidKulumaterjalÕhutusventiilid
veeärastuseksÕhutusventiilidVaruosad Õhutusventiilid jaoksEnergia tagasihoideventiilidGeberit Pluvia katusekuivendusSademevee äravoolulehtridVaruosad Sademevee äravoolulehtrid jaoksSademevee
äravoolulehtrid kuni 12 l/sVaruosad Sademevee äravoolulehtrid kuni 12 l/s jaoksSademevee äravoolulehtrid kuni 25 l/sVaruosad Sademevee äravoolulehtrid kuni 25 l/s jaoksSademevee äravoolulehtrid kuni 100
l/sVaruosad Sademevee äravoolulehtrid kuni 100 l/s jaoksSademevee äravoolulehtrid rennideleVaruosad Sademevee äravoolulehtrid rennidele jaoksSademevee äravoolulehtrid kuni 12 l/sVaruosad Sademevee
äravoolulehtrid kuni 12 l/s jaoksSademevee äravoolulehtrid kuni 25 l/sVaruosad Sademevee äravoolulehtrid kuni 25 l/s jaoksAurutõkke elemendidVaruosad Aurutõkke elemendid jaoksSademevee
äravoolulehtritele kuni 12 l/sVaruosad Sademevee äravoolulehtritele kuni 12 l/s jaoksSademevee äravoolulehtritele kuni 25 l/sAvariiülevooludeleVaruosad Avariiülevooludele jaoksSademevee äravoolulehtritele
kuni 12 l/sVaruosad Sademevee äravoolulehtritele kuni 12 l/s jaoksSademevee äravoolulehtritele kuni 25 l/sVaruosad Sademevee äravoolulehtritele kuni 25 l/s jaoksKinnitusedKinnitussüsteem d40–
200Kinnitussüsteem d250–315TarvikudVaruosad Tarvikud jaoksSademevee äravoolulehtriteleVaruosad Sademevee äravoolulehtritele jaoksKinnitusteleHarilik katusekuivendusSademevee
äravoolulehtridVaruosad Sademevee äravoolulehtrid jaoksAurutõkke elemendidVaruosad Aurutõkke elemendid jaoksTarvikudVaruosad Tarvikud jaoksPõrandakuivendusPinnasekuivendus sees ja väljasVaruosad
Pinnasekuivendus sees ja väljas jaoksPõrandaäravoolud rõdudele ja terrassidele, 10 x 10 cmVaruosad Põrandaäravoolud rõdudele ja terrassidele, 10 x 10 cm jaoksPõrandaäravoolud 13 x 13 cmPõranda
sissevoolud rõdudele ja terrassidele, 13 x 13 cmPõrandasissevoolud 15 x 15 cmVaruosad Põrandasissevoolud 15 x 15 cm jaoksTarvikudTööriistad, võrgukomponendid ja tarkvaraTööriistadTööriistad Geberit
FlowFit jaoksVaruosad Tööriistad Geberit FlowFit jaoks jaoksKäsipressimistööriistadVaruosad Käsipressimistööriistad jaoksPressimistööriistade ühilduvus [1]Varuosad Pressimistööriistade ühilduvus [1]
jaoksPressimistööriistade ühilduvus [2]Varuosad Pressimistööriistade ühilduvus [2] jaoksTorutöötlustööriistadVaruosad Torutöötlustööriistad jaoksKontrollimisvahendPressimisseadmed
tööriistadegaTarvikudTööriistad Geberit MeplaleVaruosad Tööriistad Geberit Meplale jaoksKäsipressimistööriistadVaruosad Käsipressimistööriistad jaoksPressimistööriistad ühilduvus [1]Varuosad